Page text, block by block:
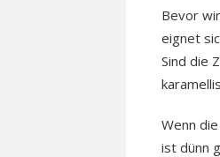
Bevor
eignet
Sind die
Wenn
ist dünn